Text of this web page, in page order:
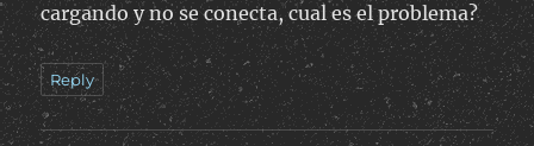
cargando y no se conecta, cual es el problema?
Reply